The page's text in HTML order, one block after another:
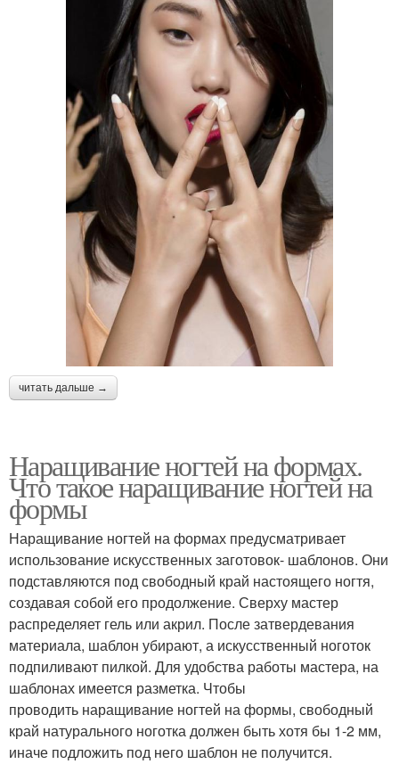
читать дальше →
Наращивание ногтей на формах.
Что такое наращивание ногтей на
формы
Наращивание ногтей на формах предусматривает
использование искусственных заготовок- шаблонов. Они
подставляются под свободный край настоящего ногтя,
создавая собой его продолжение. Сверху мастер
распределяет гель или акрил. После затвердевания
материала, шаблон убирают, а искусственный ноготок
подпиливают пилкой. Для удобства работы мастера, на
шаблонах имеется разметка. Чтобы
проводить наращивание ногтей на формы, свободный
край натурального ноготка должен быть хотя бы 1-2 мм,
иначе подложить под него шаблон не получится.